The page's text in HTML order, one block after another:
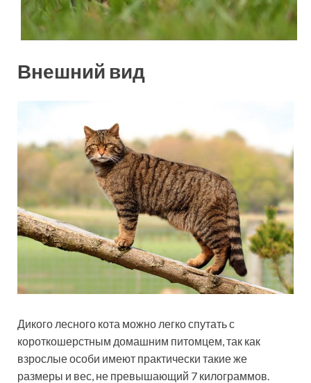
Внешний вид
Дикого лесного кота можно легко спутать с
короткошерстным домашним питомцем, так как
взрослые особи имеют практически такие же
размеры и вес, не превышающий 7 килограммов.